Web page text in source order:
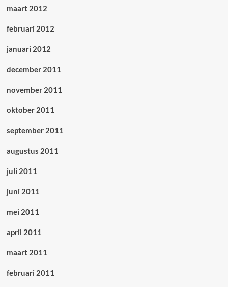
maart 2012
februari 2012
januari 2012
december 2011
november 2011
oktober 2011
september 2011
augustus 2011
juli 2011
juni 2011
mei 2011
april 2011
maart 2011
februari 2011